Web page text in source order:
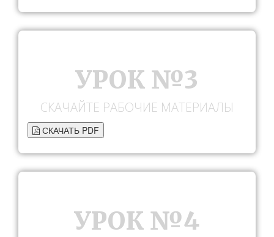
УРОК №3
СКАЧАЙТЕ РАБОЧИЕ МАТЕРИАЛЫ
СКАЧАТЬ PDF
УРОК №4